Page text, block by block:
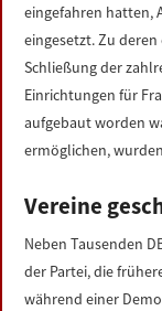
eingefahren hatten,
eingesetzt. Zu
Schließung der
Einrichtungen für
aufgebaut worden
ermöglichen,
Vereine
Neben Tausenden
der Partei, die
während einer